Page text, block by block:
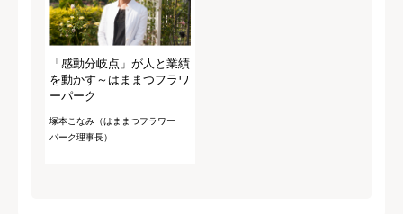
「感動分岐点」が人と業績
を動かす～はままつフラワ
ーパーク
塚本こなみ（はままつフラワー
パーク理事長）